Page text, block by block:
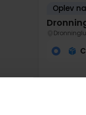
Oplev